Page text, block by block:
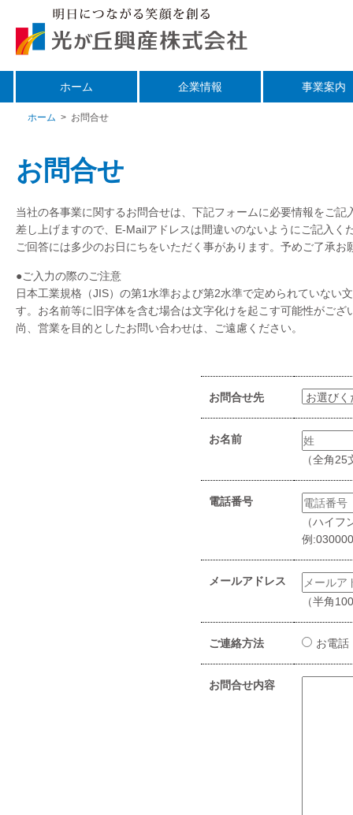
ホーム 企業情報 事業案内
ホーム > お問合せ
お問合せ
当社の各事業に関するお問合せは、下記フォームに必要情報をご
差し上げますので、E-Mailアドレスは間違いのないようにご記入く
ご回答には多少のお日にちをいただく事があります。予めご了承お
●ご入力の際のご注意
日本工業規格（JIS）の第1水準および第2水準で定められていない
す。お名前等に旧字体を含む場合は文字化けを起こす可能性がご
尚、営業を目的としたお問い合わせは、ご遠慮ください。
お問合せ先
お名前
（全角
電話番号
（ハイ
例
メールアドレス
（半角
ご連絡方法 お電話
お問合せ内容